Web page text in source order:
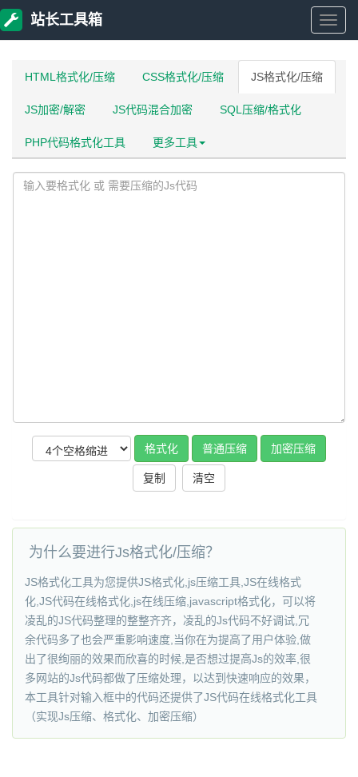
站
站长工具箱
HTML格式化/压缩 CSS格式化/压缩 JS格式化/压缩
JS加密/解密 JS代码混合加密 SQL压缩/格式化
PHP代码格式化工具 更多工具
复制
为什么要进行Js格式化/压缩？
JS格式化工具为您提供JS格式化,js压缩工具,JS在线格式
化,JS代码在线格式化,js在线压缩,javascript格式化，可以将
凌乱的JS代码整理的整整齐齐，凌乱的Js代码不好调试,冗
余代码多了也会严重影响速度,当你在为提高了用户体验,做
出了很绚丽的效果而欣喜的时候,是否想过提高Js的效率,很
多网站的Js代码都做了压缩处理，以达到快速响应的效果，
本工具针对输入框中的代码还提供了JS代码在线格式化工具
（实现Js压缩、格式化、加密压缩）